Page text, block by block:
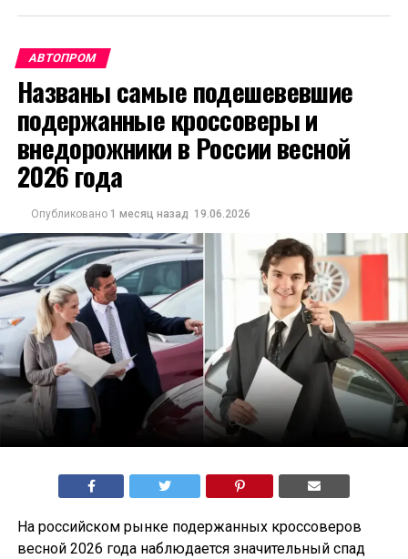
АВТОПРОМ
Названы самые подешевевшие
подержанные кроссоверы и
внедорожники в России весной
2026 года
Опубликовано 1 месяц назад 19.06.2026
На российском рынке подержанных кроссоверов
весной 2026 года наблюдается значительный спад